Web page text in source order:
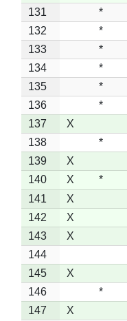
131
*
132
*
133
*
134
*
135
*
136
*
137
X
138
*
139
X
140
X *
141
X
142
X
143
X
144
145
X
146
*
147
X